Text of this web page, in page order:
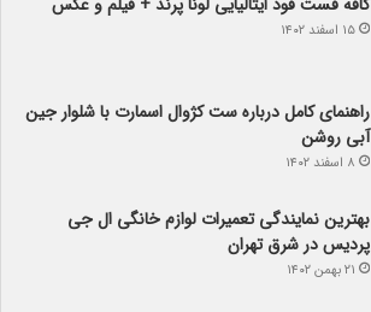
کافه فست فود ایتالیایی لونا پرند + فیلم و عکس
۱۵ اسفند ۱۴۰۲
راهنمای کامل درباره ست کژوال اسمارت با شلوار جین
آبی روشن
۸ اسفند ۱۴۰۲
بهترین نمایندگی تعمیرات لوازم خانگی ال جی
پردیس در شرق تهران
۲۱ بهمن ۱۴۰۲